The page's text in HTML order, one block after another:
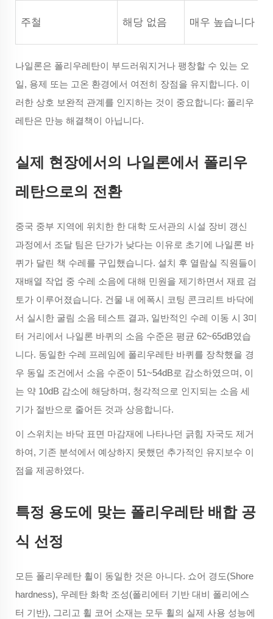
주철 해당 없음 매우 높습니다
나일론은 폴리우레탄이 부드러워지거나 팽창할 수 있는 오
일, 용제 또는 고온 환경에서 여전히 장점을 유지합니다. 이
러한 상호 보완적 관계를 인지하는 것이 중요합니다: 폴리우
레탄은 만능 해결책이 아닙니다.
실제 현장에서의 나일론에서 폴리우
레탄으로의 전환
중국 중부 지역에 위치한 한 대학 도서관의 시설 장비 갱신
과정에서 조달 팀은 단가가 낮다는 이유로 초기에 나일론 바
퀴가 달린 책 수레를 구입했습니다. 설치 후 열람실 직원들이
재배열 작업 중 수레 소음에 대해 민원을 제기하면서 재료 검
토가 이루어졌습니다. 건물 내 에폭시 코팅 콘크리트 바닥에
서 실시한 굴림 소음 테스트 결과, 일반적인 수레 이동 시 3미
터 거리에서 나일론 바퀴의 소음 수준은 평균 62~65dB였습
니다. 동일한 수레 프레임에 폴리우레탄 바퀴를 장착했을 경
우 동일 조건에서 소음 수준이 51~54dB로 감소하였으며, 이
는 약 10dB 감소에 해당하며, 청각적으로 인지되는 소음 세
기가 절반으로 줄어든 것과 상응합니다.
이 스위치는 바닥 표면 마감재에 나타나던 긁힘 자국도 제거
하여, 기존 분석에서 예상하지 못했던 추가적인 유지보수 이
점을 제공하였다.
특정 용도에 맞는 폴리우레탄 배합 공
식 선정
모든 폴리우레탄 휠이 동일한 것은 아니다. 쇼어 경도(Shore
hardness), 우레탄 화학 조성(폴리에터 기반 대비 폴리에스
터 기반), 그리고 휠 코어 소재는 모두 휠의 실제 사용 성능에